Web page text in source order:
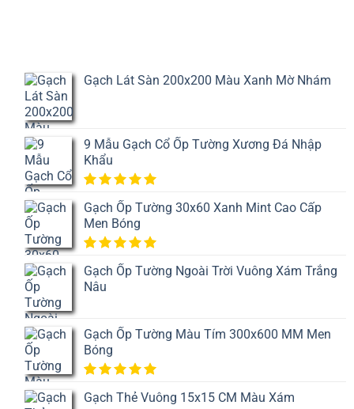
Gạch Lát Sàn 200x200 Màu Xanh Mờ Nhám
9 Mẫu Gạch Cổ Ốp Tường Xương Đá Nhập
Khẩu
trên
5 dựa
trênđánh
giá
Gạch Ốp Tường 30x60 Xanh Mint Cao Cấp
Men Bóng
trên
5 dựa
trên
Gạch Ốp Tường Ngoài Trời Vuông Xám Trắng
Nâu
Gạch Ốp Tường Màu Tím 300x600 MM Men
Bóng
5 dựa
Gạch Thẻ Vuông 15x15 CM Màu Xám